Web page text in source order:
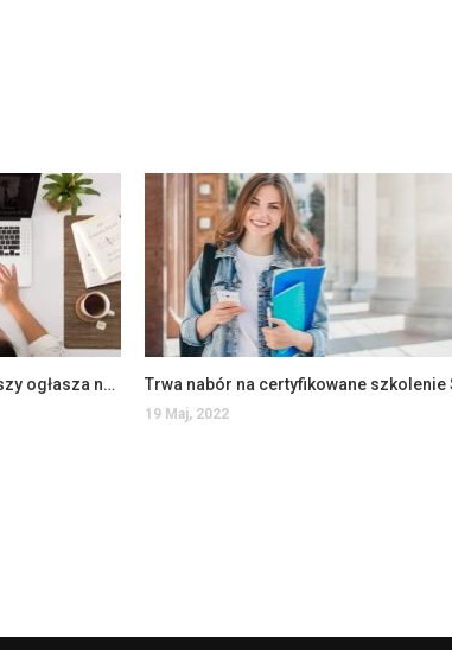
Dział Pozyskiwania Funduszy ogłasza nabór na certyfikowane szkolenie LEAN MANUFUCTURING
19 Maj, 2022